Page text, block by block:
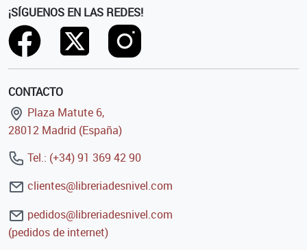
¡SÍGUENOS EN LAS REDES!
CONTACTO
Plaza Matute 6,
28012 Madrid (España)
Tel.: (+34) 91 369 42 90
clientes@libreriadesnivel.com
pedidos@libreriadesnivel.com
(pedidos de internet)